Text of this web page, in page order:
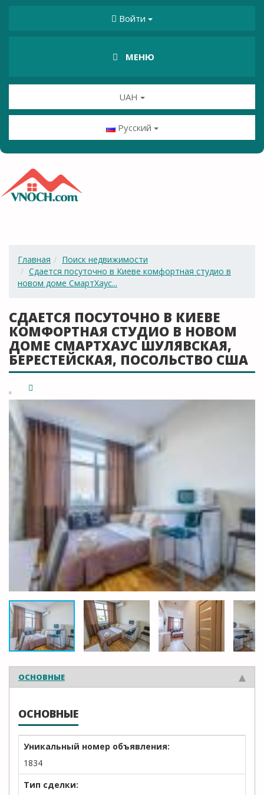
Войти
МЕНЮ
UAH
Русский
Главная
Поиск недвижимости
Сдается посуточно в Киеве комфортная студио в
новом доме СмартХаус...
СДАЕТСЯ ПОСУТОЧНО В КИЕВЕ
КОМФОРТНАЯ СТУДИО В НОВОМ
ДОМЕ СМАРТХАУС ШУЛЯВСКАЯ,
БЕРЕСТЕЙСКАЯ, ПОСОЛЬСТВО США
ОСНОВНЫЕ
ОСНОВНЫЕ
Уникальный номер объявления:
1834
Тип сделки: